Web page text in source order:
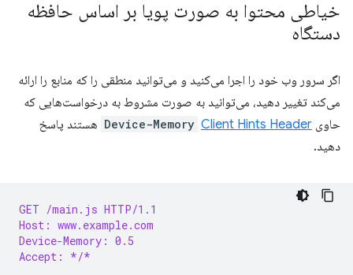
خیاطی محتوا به صورت پویا بر اساس حافظه
دستگاه
اگر سرور وب خود را اجرا می‌کنید و می‌توانید منطقی را که منابع را ارائه
می‌کند تغییر دهید، می‌توانید به صورت مشروط به درخواست‌هایی که
حاوی
Device-Memory Client Hints Header
هستند پاسخ
دهید.
GET /main.js HTTP/1.1
Host: www.example.com
Device-Memory: 0.5
Accept: */*